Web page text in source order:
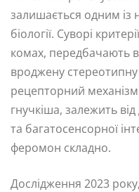
залишається одним із
біології. Суворі
комах, передбачають
вроджену стереотипну
рецепторний
гнучкіша, залежить
та багатосенсорної
феромон складно.
Дослідження 2023